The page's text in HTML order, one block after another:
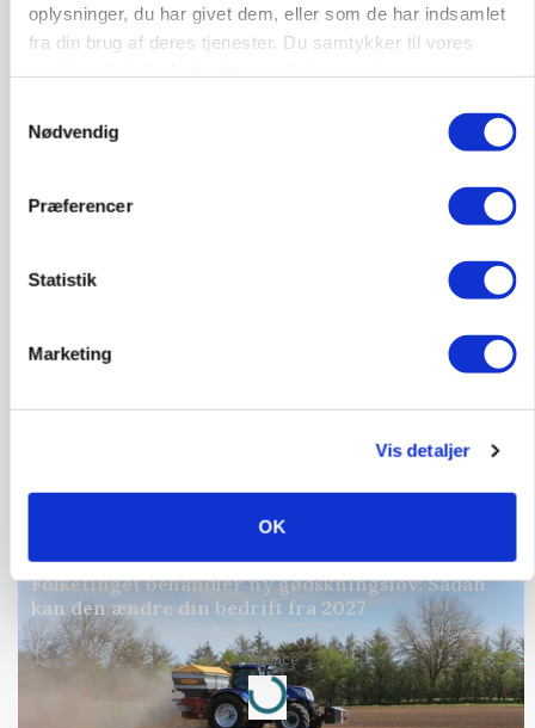
oplysninger, du har givet dem, eller som de har indsamlet
fra din brug af deres tjenester. Du samtykker til vores
Nødvendig
Præferencer
Statistik
Marketing
Vis detaljer
OK
Russisk mælkepris dykker 23 procent
»Nu stopper I«: Landbrugsdebattør og
POLITIK
Folketinget behandler ny gødskningslov: Sådan
kan den ændre din bedrift fra 2027
Annonce
Loading...